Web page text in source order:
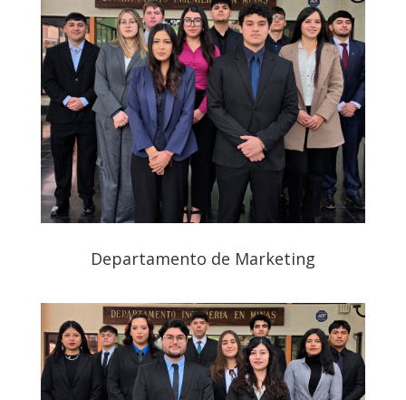
Departamento de Marketing